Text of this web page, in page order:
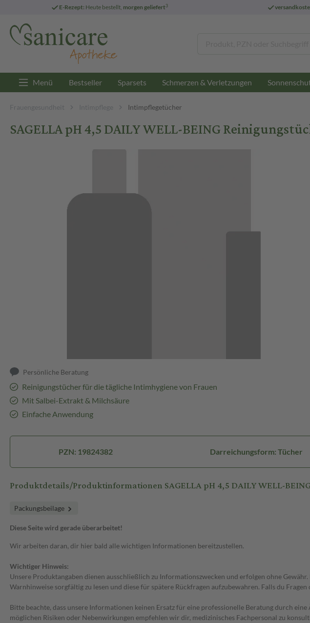
E-Rezept: Heute bestellt, morgen geliefert3
Menü Bestseller Sparsets Schmerzen & Verletzungen
Frauengesundheit Intimpflege Intimpflegetücher
SAGELLA pH 4,5 DAILY WELL-BEING
Persönliche Beratung
Reinigungstücher für die tägliche Intimhygiene von Frauen
Mit Salbei-Extrakt & Milchsäure
Einfache Anwendung
PZN: 19824382 Darreichungsform: Tücher
Produktdetails/Produktinformationen SAGELLA pH 4,5 DAILY WELL-
Packungsbeilage
Diese Seite wird gerade überarbeitet!
Wir arbeiten daran, dir hier bald alle wichtigen Informationen bereitzustellen.
Wichtiger Hinweis:
Unsere Produktangaben dienen ausschließlich zu Informationszwecken und erfolgen ohne
Warnhinweise sorgfältig zu lesen und diese für spätere Rückfragen aufzubewahren. Falls du
Bitte beachte, dass unsere Informationen keinen Ersatz für eine professionelle Beratung durch
möglichen Risiken oder Nebenwirkungen empfehlen wir dir, medizinisches Fachpersonal zu